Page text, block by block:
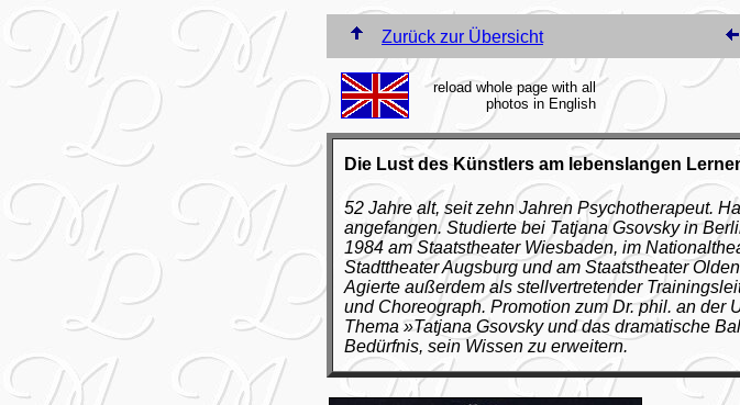
Zurück zur Übersicht
reload whole page with all
photos in English
Die Lust des Künstlers am lebenslangen
52 Jahre alt, seit zehn Jahren Psychotherapeut.
angefangen. Studierte bei Tatjana Gsovsky in
1984 am Staatstheater Wiesbaden, im
Stadttheater Augsburg und am Staatstheater
Agierte außerdem als stellvertretender
und Choreograph. Promotion zum Dr. phil. an der
Thema »Tatjana Gsovsky und das dramatische
Bedürfnis, sein Wissen zu erweitern.